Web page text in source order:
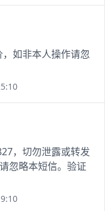
，如非本人操作请忽
，切勿泄露或转发
忽略本短信。验证